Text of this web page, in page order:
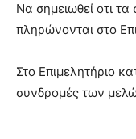
Να σημειωθεί οτι
πληρώνονται στο
Στο Επιμελητήριο
συνδρομές των